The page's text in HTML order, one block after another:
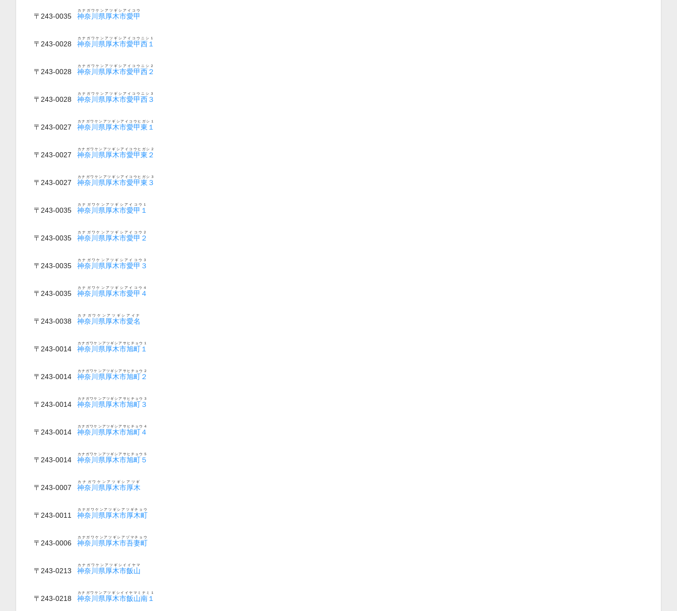
〒243-0035 神奈川県厚木市愛甲
カナガワケンアツギシアイコウ
〒243-0028 神奈川県厚木市愛甲西１
カナガワケンアツギシアイコウニシ１
〒243-0028 神奈川県厚木市愛甲西２
カナガワケンアツギシアイコウニシ２
〒243-0028 神奈川県厚木市愛甲西３
カナガワケンアツギシアイコウニシ３
〒243-0027 神奈川県厚木市愛甲東１
カナガワケンアツギシアイコウヒガシ１
〒243-0027 神奈川県厚木市愛甲東２
カナガワケンアツギシアイコウヒガシ２
〒243-0027 神奈川県厚木市愛甲東３
カナガワケンアツギシアイコウヒガシ３
〒243-0035 神奈川県厚木市愛甲１
カナガワケンアツギシアイコウ１
〒243-0035 神奈川県厚木市愛甲２
カナガワケンアツギシアイコウ２
〒243-0035 神奈川県厚木市愛甲３
カナガワケンアツギシアイコウ３
〒243-0035 神奈川県厚木市愛甲４
カナガワケンアツギシアイコウ４
〒243-0038 神奈川県厚木市愛名
カナガワケンアツギシアイナ
〒243-0014 神奈川県厚木市旭町１
カナガワケンアツギシアサヒチョウ１
〒243-0014 神奈川県厚木市旭町２
カナガワケンアツギシアサヒチョウ２
〒243-0014 神奈川県厚木市旭町３
カナガワケンアツギシアサヒチョウ３
〒243-0014 神奈川県厚木市旭町４
カナガワケンアツギシアサヒチョウ４
〒243-0014 神奈川県厚木市旭町５
カナガワケンアツギシアサヒチョウ５
〒243-0007 神奈川県厚木市厚木
カナガワケンアツギシアツギ
〒243-0011 神奈川県厚木市厚木町
カナガワケンアツギシアツギチョウ
〒243-0006 神奈川県厚木市吾妻町
カナガワケンアツギシアヅマチョウ
〒243-0213 神奈川県厚木市飯山
カナガワケンアツギシイイヤマ
〒243-0218 神奈川県厚木市飯山南１
カナガワケンアツギシイイヤマミナミ１